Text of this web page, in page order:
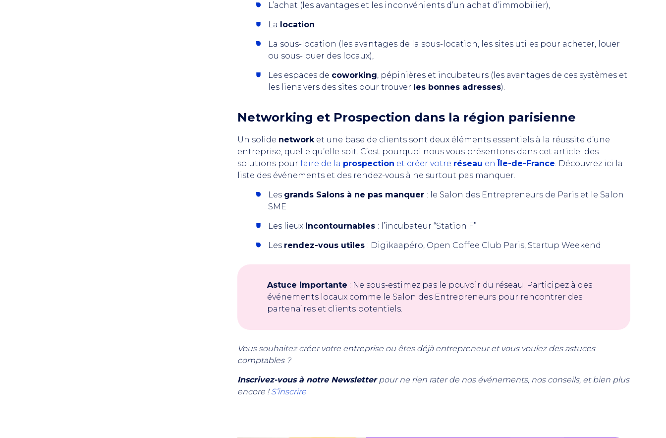
L’achat (les avantages et les inconvénients d’un achat d’immobilier),
La location
La sous-location (les avantages de la sous-location, les sites utiles pour acheter, louer
ou sous-louer des locaux),
Les espaces de coworking, pépinières et incubateurs (les avantages de ces systèmes et
les liens vers des sites pour trouver les bonnes adresses).
Networking et Prospection dans la région parisienne
Un solide networket une base de clients sont deux éléments essentiels à la réussite d’une
entreprise, quelle qu’elle soit. C’est pourquoi nous vous présentons dans cet article des
solutions pour faire de la prospection et créer votre réseau enÎle-de-France. Découvrez ici la
liste des événements et des rendez-vous à ne surtout pas manquer.
Les grands Salons à ne pas manquer : le Salon des Entrepreneurs de Paris et le Salon
SME
Les lieux incontournables : l’incubateur “Station F”
Les rendez-vous utiles : Digikaapéro, Open Coffee Club Paris, Startup Weekend
Astuce importante : Ne sous-estimez pas le pouvoir du réseau. Participez à des
événements locaux comme le Salon des Entrepreneurs pour rencontrer des
partenaires et clients potentiels.
Vous souhaitez créer votre entreprise ou êtes déjà entrepreneur et vous voulez des astuces
comptables ?
Inscrivez-vous à notre Newsletterpour ne rien rater de nos événements, nos conseils, et bien plus
encore !S’inscrire